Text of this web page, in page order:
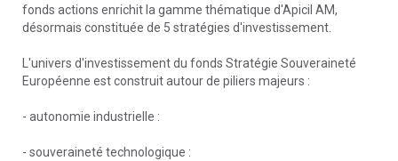
fonds actions enrichit la gamme thématique d'Apicil AM,
désormais constituée de 5 stratégies d'investissement.
L'univers d'investissement du fonds Stratégie Souveraineté
Européenne est construit autour de piliers majeurs :
- autonomie industrielle :
- souveraineté technologique :